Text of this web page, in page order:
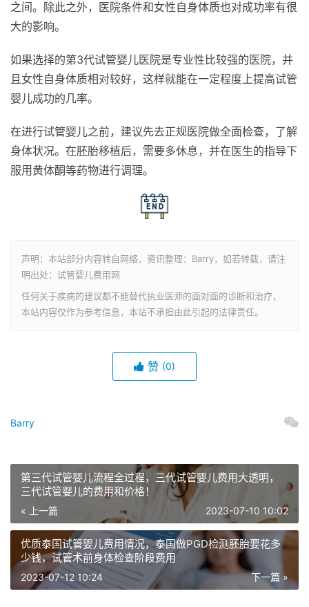
之间。除此之外，医院条件和女性自身体质也对成功率有很
大的影响。
如果选择的第3代试管婴儿医院是专业性比较强的医院，并
且女性自身体质相对较好，这样就能在一定程度上提高试管
婴儿成功的几率。
在进行试管婴儿之前，建议先去正规医院做全面检查，了解
身体状况。在胚胎移植后，需要多休息，并在医生的指导下
服用黄体酮等药物进行调理。
声明：本站部分内容转自网络，资讯整理：Barry，如若转载，请注
明出处：试管婴儿费用网
任何关于疾病的建议都不能替代执业医师的面对面的诊断和治疗，
本站内容仅作为参考信息，本站不承担由此引起的法律责任。
赞 (0)
Barry
第三代试管婴儿流程全过程，三代试管婴儿费用大透明，
三代试管婴儿的费用和价格！
« 上一篇 2023-07-10 10:02
优质泰国试管婴儿费用情况，泰国做PGD检测胚胎要花多
少钱，试管术前身体检查阶段费用
下一篇 »
2023-07-12 10:24